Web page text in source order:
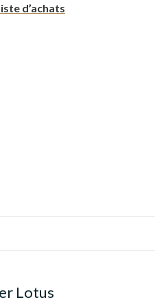
d’achats
Lotus